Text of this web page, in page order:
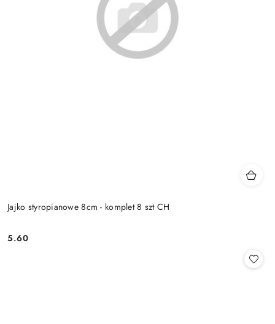
Jajko styropianowe 8cm - komplet 8 szt CH
Cena:
5.60